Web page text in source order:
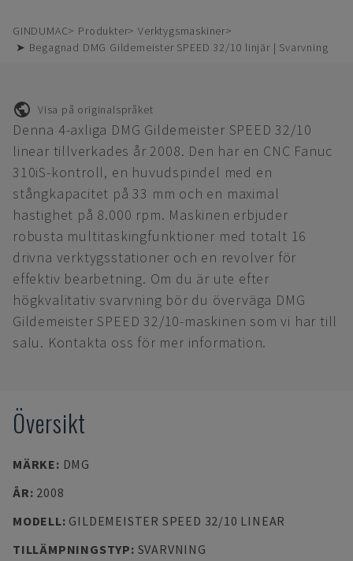
GINDUMAC Produkter
Verktygsmaskiner
➤ Begagnad DMG Gildemeister SPEED 32/10 linjär | Svarvning
Visa på originalspråket
Denna 4-axliga DMG Gildemeister SPEED 32/10
linear tillverkades år 2008. Den har en CNC Fanuc
310iS-kontroll, en huvudspindel med en
stångkapacitet på 33 mm och en maximal
hastighet på 8.000 rpm. Maskinen erbjuder
robusta multitaskingfunktioner med totalt 16
drivna verktygsstationer och en revolver för
effektiv bearbetning. Om du är ute efter
högkvalitativ svarvning bör du överväga DMG
Gildemeister SPEED 32/10-maskinen som vi har till
salu. Kontakta oss för mer information.
Översikt
MÄRKE: DMG
ÅR: 2008
MODELL: GILDEMEISTER SPEED 32/10 LINEAR
TILLÄMPNINGSTYP: SVARVNING